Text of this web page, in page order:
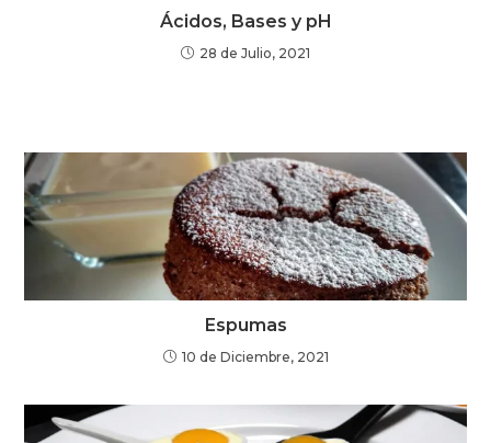
Ácidos, Bases y pH
28 de Julio, 2021
Espumas
10 de Diciembre, 2021